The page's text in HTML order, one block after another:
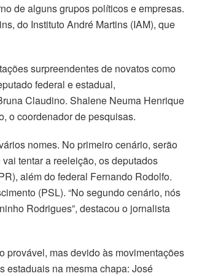
de alguns grupos políticos e empresas.
do Instituto André Martins (IAM), que
surpreendentes de novatos como
federal e estadual,
Claudino. Shalene Neuma Henrique
o coordenador de pesquisas.
nomes. No primeiro cenário, serão
tentar a reeleição, os deputados
além do federal Fernando Rodolfo.
(PSL). “No segundo cenário, nós
Rodrigues”, destacou o jornalista
provável, mas devido às movimentações
estaduais na mesma chapa: José